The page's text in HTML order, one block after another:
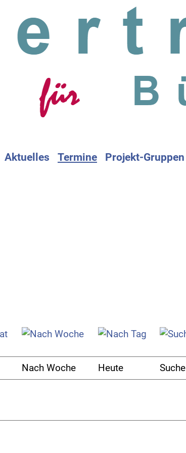
Aktuelles Termine Projekt-Gruppen
Nach Woche Heute Suche